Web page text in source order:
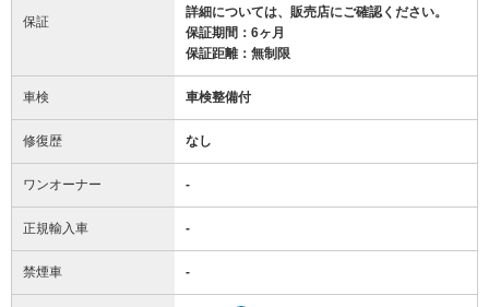
保証
詳細については、販売店にご確認ください。
保証期間：6ヶ月
保証距離：無制限
車検 車検整備付
修復歴 なし
ワンオーナー -
正規輸入車 -
禁煙車 -